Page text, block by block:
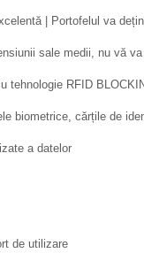
| Portofelul va
sale medii, nu vă
tehnologie RFID
biometrice, cărțile de
a datelor
de utilizare